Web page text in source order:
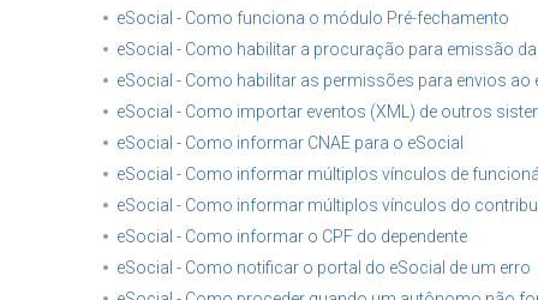
eSocial - Como funciona o módulo Pré-fechamento
eSocial - Como habilitar a procuração para emissão da
eSocial - Como habilitar as permissões para envios
eSocial - Como importar eventos (XML) de outros
eSocial - Como informar CNAE para o eSocial
eSocial - Como informar múltiplos vínculos de
eSocial - Como informar múltiplos vínculos do
eSocial - Como informar o CPF do dependente
eSocial - Como notificar o portal do eSocial de um erro